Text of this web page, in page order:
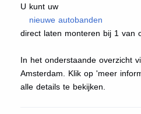
U kunt uw
nieuwe autobanden
direct laten monteren bij 1 van
In het onderstaande overzicht
Amsterdam. Klik op 'meer
alle details te bekijken.